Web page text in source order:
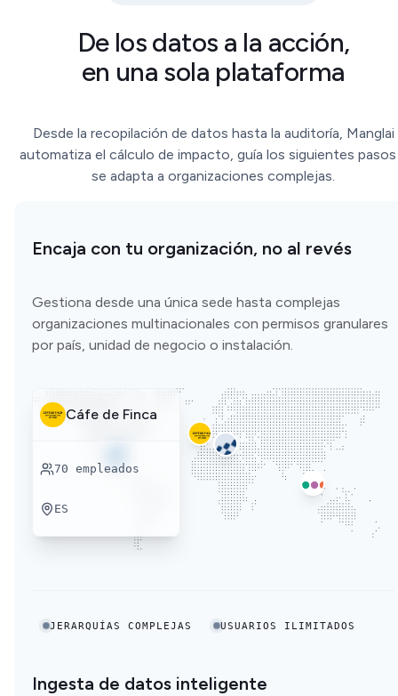
De los datos a la acción,
en una sola plataforma
Desde la recopilación de datos hasta la auditoría, Manglai
automatiza el cálculo de impacto, guía los siguientes
se adapta a organizaciones complejas.
Encaja con tu organización, no al revés
Gestiona desde una única sede hasta complejas
organizaciones multinacionales con permisos granulares
por país, unidad de negocio o instalación.
Cáfe de Finca
70 empleados
ES
JERARQUÍAS COMPLEJAS USUARIOS ILIMITADOS
Ingesta de datos inteligente